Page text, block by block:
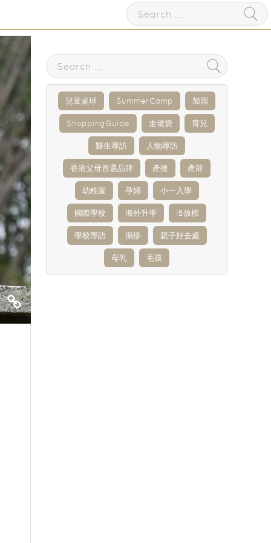
兒童桌球 SummerCamp 加固
ShoppingGuide 走佬袋 育兒
醫生專訪 人物專訪
香港父母首選品牌 產後 產前
幼稚園 孕婦 小一入學
國際學校 海外升學 IB放榜
學校專訪 濕疹 親子好去處
母乳 毛孩